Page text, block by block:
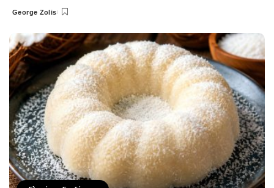
Posted
George Zolis